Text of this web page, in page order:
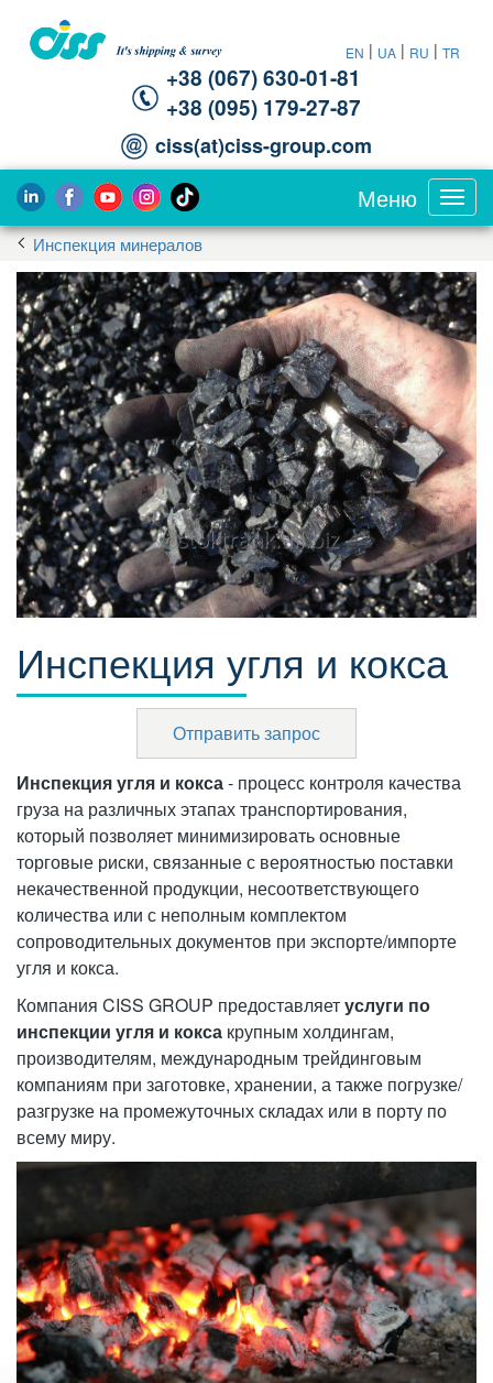
+38 (067) 630-01-81
+38 (095) 179-27-87
ciss(at)ciss-group.com
EN | UA | RU | TR
Меню
Инспекция минералов
Инспекция угля и кокса
Отправить запрос
Инспекция угля и кокса- процесс контроля качества
груза на различных этапах транспортирования,
который позволяет минимизировать основные
торговые риски, связанные с вероятностью поставки
некачественной продукции, несоответствующего
количества или с неполным комплектом
сопроводительных документов при экспорте/импорте
угля и кокса.
Компания CISS GROUP предоставляетуслуги по
инспекции угля и кокса крупным холдингам,
производителям, международным трейдинговым
компаниям при заготовке, хранении, а также погрузке/
разгрузке на промежуточных складах или в порту по
всему миру.